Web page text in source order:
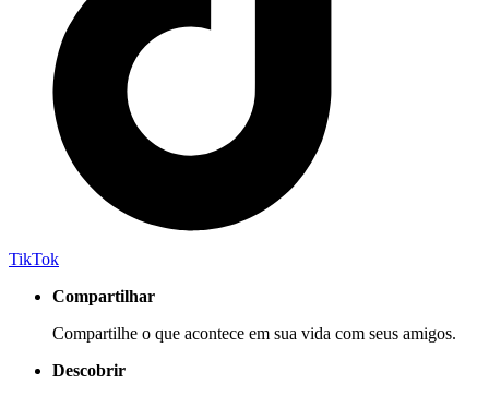
TikTok
Compartilhar
Compartilhe o que acontece em sua vida com seus amigos.
Descobrir